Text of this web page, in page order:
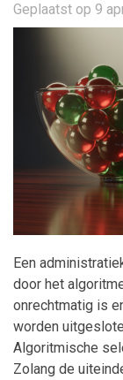
Maatwerk
Geplaatst op 9
Een
door het
onrechtmatig is
worden
Algoritmische
Zolang de